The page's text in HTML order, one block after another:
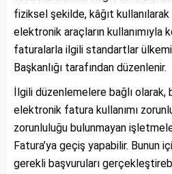
fiziksel şekilde, kâğıt
elektronik araçların kullanımıyla
faturalarla ilgili standartlar
Başkanlığı tarafından düzenlenir.
İlgili düzenlemelere bağlı
elektronik fatura kullanımı
zorunluluğu bulunmayan
Fatura’ya geçiş yapabilir. Bunun
gerekli başvuruları